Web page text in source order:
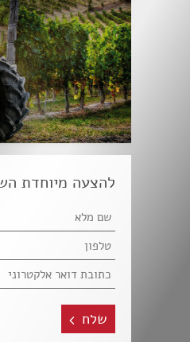
להצעה מיוחדת
שלח